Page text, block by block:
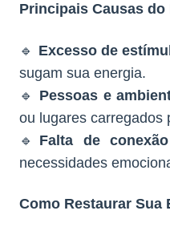
Principais Causas
🔹 Excesso de
sugam sua energia.
🔹 Pessoas e
ou lugares carregados
🔹 Falta de
necessidades
Como Restaurar Sua